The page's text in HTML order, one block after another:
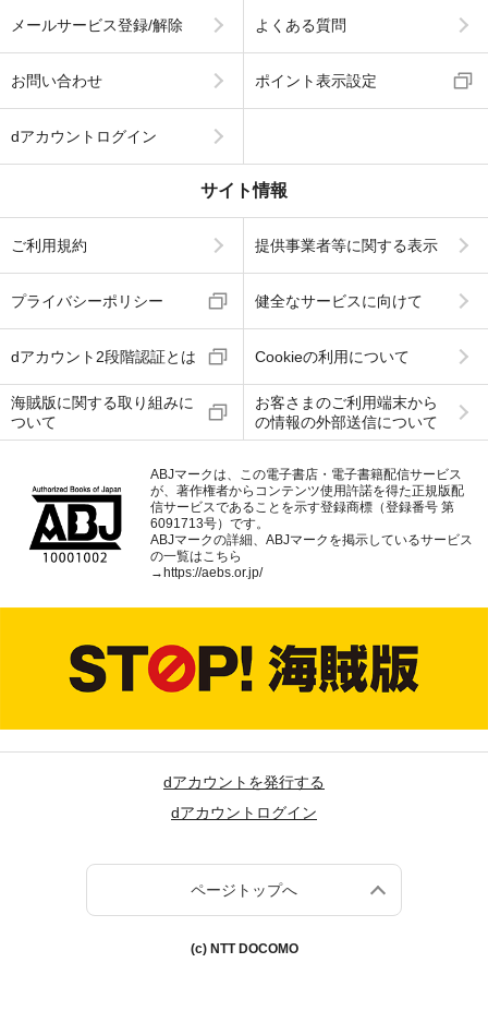
メールサービス登録/解除 よくある質問
お問い合わせ ポイント表示設定
dアカウントログイン
サイト情報
ご利用規約 提供事業者等に関する表示
プライバシーポリシー 健全なサービスに向けて
dアカウント2段階認証とは Cookieの利用について
海賊版に関する取り組みに
ついて
お客さまのご利用端末から
の情報の外部送信について
ABJマークは、この電子書店・電子書籍配信サービス
が、著作権者からコンテンツ使用許諾を得た正規版配
信サービスであることを示す登録商標（登録番号 第
6091713号）です。
ABJマークの詳細、ABJマークを掲示しているサービス
の一覧はこちら
→ https://aebs.or.jp/
dアカウントを発行する
dアカウントログイン
ページトップへ
(c) NTT DOCOMO